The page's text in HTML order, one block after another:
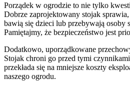
Porządek w ogrodzie to nie tylko
Dobrze zaprojektowany stojak
bawią się dzieci lub przebywają osoby
Pamiętajmy, że bezpieczeństwo jest
Dodatkowo, uporządkowane
Stojak chroni go przed tymi
przekłada się na mniejsze koszty
naszego ogrodu.